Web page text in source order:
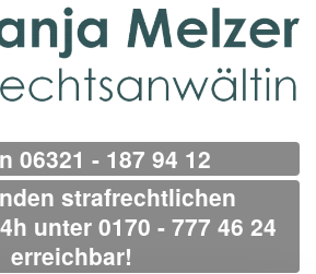
06321 - 187 94 12
strafrechtlichen
unter 0170 - 777 46 24
erreichbar!